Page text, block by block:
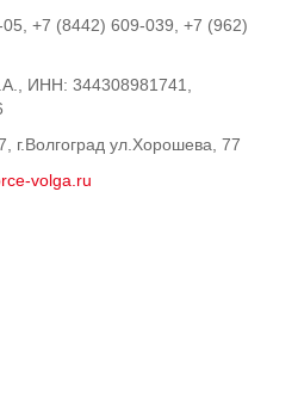
+7 (8442) 609-039, +7 (962)
ИНН: 344308981741,
г.Волгоград ул.Хорошева, 77
volga.ru